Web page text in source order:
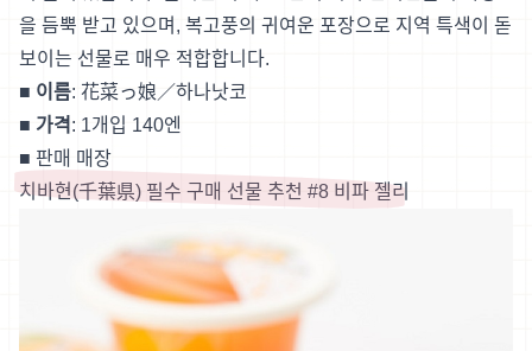
을 듬뿍 받고 있으며, 복고풍의 귀여운 포장으로 지역 특색이 돋
보이는 선물로 매우 적합합니다.
■ 이름: 花菜っ娘／하나낫코
■ 가격 : 1개입 140엔
■ 판매 매장
치바현(千葉県) 필수 구매 선물 추천 #8 비파 젤리